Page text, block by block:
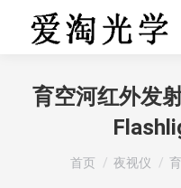
育空河红外发
您在这里：
首页 夜视仪